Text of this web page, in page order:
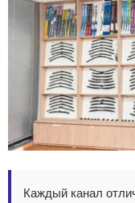
Каждый канал